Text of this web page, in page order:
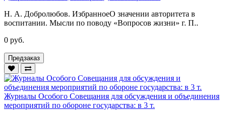
Н. А. Добролюбов. ИзбранноеО значении авторитета в
воспитании. Мысли по поводу «Вопросов жизни» г. П..
0 руб.
Предзаказ
Журналы Особого Cовещания для обсуждения и объединения
мероприятий по обороне государства: в 3 т.